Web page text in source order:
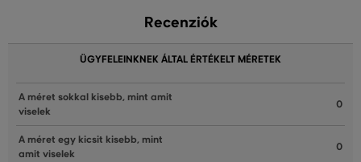
Recenziók
ÜGYFELEINKNEK ÁLTAL ÉRTÉKELT MÉRETEK
A méret sokkal kisebb, mint amit
viselek
0
A méret egy kicsit kisebb, mint
amit viselek
0